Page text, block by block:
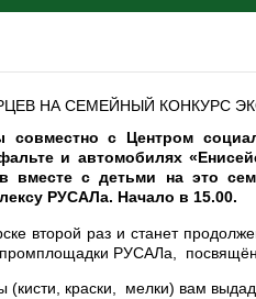
совместно с Центром
и автомобилях
вместе с детьми на это
РУСАЛа. Начало в 15.00.
второй раз и станет
промплощадки РУСАЛа,
краски, мелки) вам